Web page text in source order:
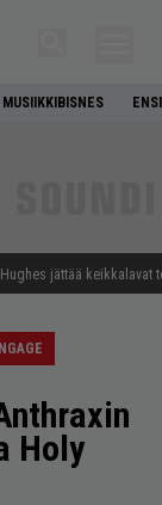
MUSIIKKIBISNES
jättää keikkalavat
Holy